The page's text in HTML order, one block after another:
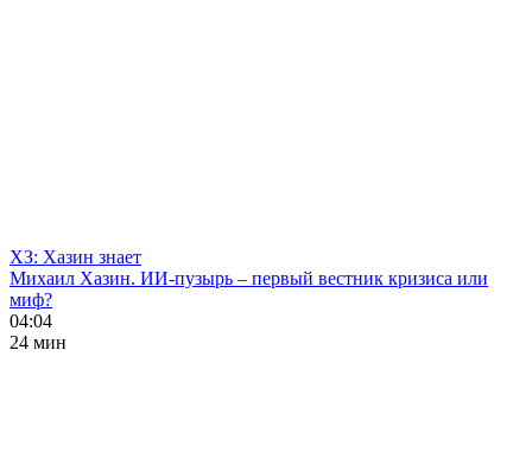
ХЗ: Хазин знает
Михаил Хазин. ИИ-пузырь – первый вестник кризиса или
миф?
04:04
24 мин